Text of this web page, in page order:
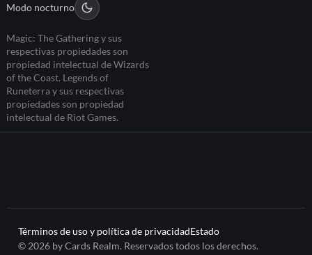
Modo nocturno
Magic: The Gathering y sus
respectivas propiedades son
propiedad intelectual de Wizards
of the Coast. Legends of
Runeterra y sus respectivas
propiedades son propiedad
intelectual de Riot Games.
Términos de uso y política de privacidadEstado
© 2026 by Cards Realm. Reservados todos los derechos.